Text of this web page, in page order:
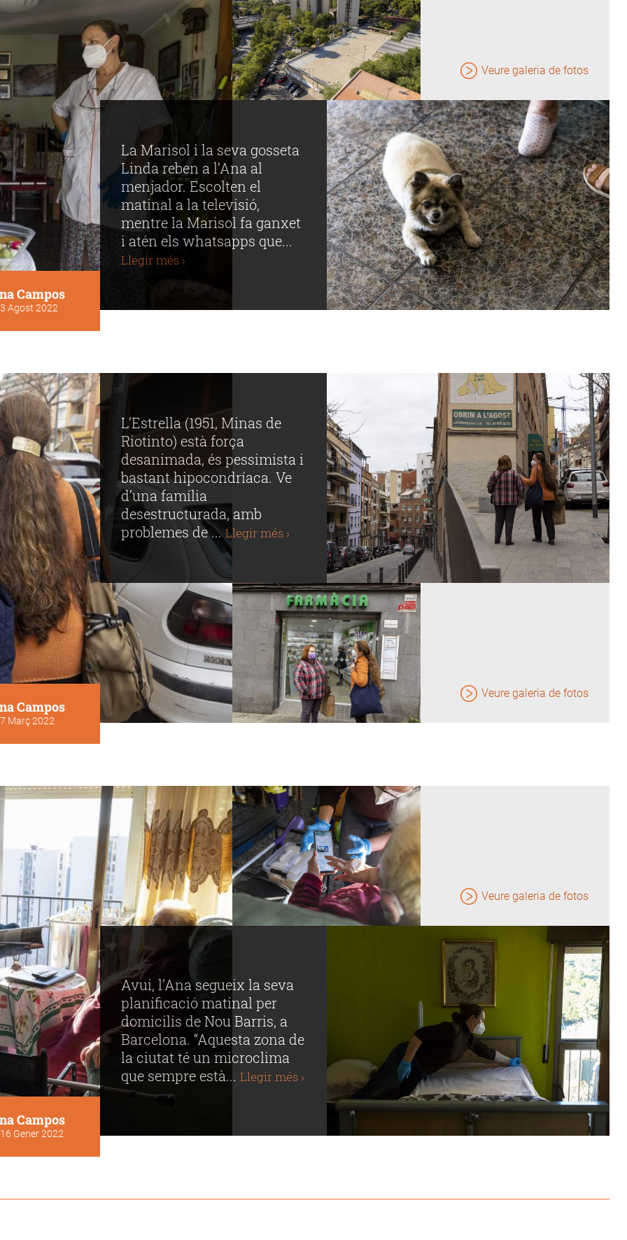
Campos
3 Agost 2022
La Marisol i la seva gosseta
Linda reben a l’Ana al
menjador. Escolten el
matinal a la televisió,
mentre la Marisol fa ganxet
i atén els whatsapps que...
Llegir més ›
Veure galeria de fotos
Campos
7 Març 2022
L’Estrella (1951, Minas de
Riotinto) està força
desanimada, és pessimista i
bastant hipocondríaca. Ve
d’una família
desestructurada, amb
problemes de ...Llegir més ›
Veure galeria de fotos
Campos
16 Gener 2022
Avui, l’Ana segueix la seva
planificació matinal per
domicilis de Nou Barris, a
Barcelona. “Aquesta zona de
la ciutat té un microclima
que sempre està...Llegir més ›
Veure galeria de fotos